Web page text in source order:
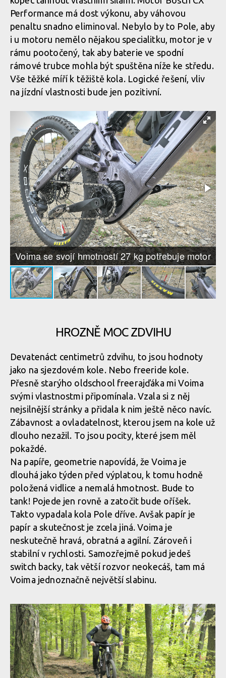
Dvojice inbusů jistí nestandardní objímku sedlovky, je to vlastně
objímka, když nic neobjímá?
Dvojice inbusů jistí nestandardní objímku sedlovky, je to vlastně
Dvojice inbusů jistí nestandardní objímku sedlovky, je to vlastně
objímka, když nic neobjímá?
Dvojice inbusů jistí nestandardní objímku sedlovky, je to vlastně
objímka, když nic neobjímá?
Dvojice inbusů jistí nestandardní objímku sedlovky, je to vlastně
objímka, když nic neobjímá?
Pole Voima
Pole Voima
Pole Voima
Pole Voima
Pole Voima
Pole Voima
Pole Voima
Performance má dost výkonu, aby váhovou
penaltu snadno eliminoval. Nebylo by to Pole, aby
i u motoru nemělo nějakou specialitku, motor je v
rámu pootočený, tak aby baterie ve spodní
rámové trubce mohla být spuštěna níže ke středu.
Vše těžké míří k těžiště kola. Logické řešení, vliv
na jízdní vlastnosti bude jen pozitivní.
Voima se svojí hmotností 27 kg potřebuje motor
HROZNĚ MOC ZDVIHU
Devatenáct centimetrů zdvihu, to jsou hodnoty
jako na sjezdovém kole. Nebo freeride kole.
Přesně starýho oldschool freerajďáka mi Voima
svými vlastnostmi připomínala. Vzala si z něj
nejsilnější stránky a přidala k nim ještě něco navíc.
Zábavnost a ovladatelnost, kterou jsem na kole už
dlouho nezažil. To jsou pocity, které jsem měl
pokaždé.
Na papíře, geometrie napovídá, že Voima je
dlouhá jako týden před výplatou, k tomu hodně
položená vidlice a nemalá hmotnost. Bude to
tank! Pojede jen rovně a zatočit bude oříšek.
Takto vypadala kola Pole dříve. Avšak papír je
papír a skutečnost je zcela jiná. Voima je
neskutečně hravá, obratná a agilní. Zároveň i
stabilní v rychlosti. Samozřejmě pokud jedeš
switch backy, tak větší rozvor neokecáš, tam má
Voima jednoznačně největší slabinu.